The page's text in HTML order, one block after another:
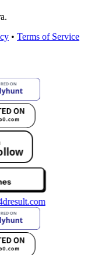
• Terms of Service